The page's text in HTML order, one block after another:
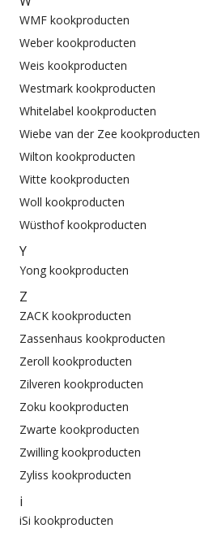
WMF kookproducten
Weber kookproducten
Weis kookproducten
Westmark kookproducten
Whitelabel kookproducten
Wiebe van der Zee kookproducten
Wilton kookproducten
Witte kookproducten
Woll kookproducten
Wüsthof kookproducten
Y
Yong kookproducten
Z
ZACK kookproducten
Zassenhaus kookproducten
Zeroll kookproducten
Zilveren kookproducten
Zoku kookproducten
Zwarte kookproducten
Zwilling kookproducten
Zyliss kookproducten
i
iSi kookproducten